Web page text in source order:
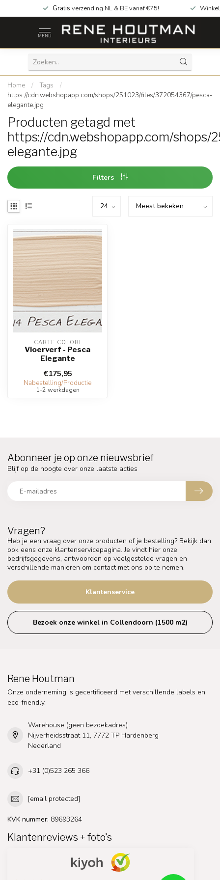
Gratis verzending NL & BE vanaf €75!
MENU
Home / Tags
/
https://cdn.webshopapp.com/shops/251023/files/372054367/pesca-
elegante.jpg
Producten getagd met
https://cdn.webshopapp.com/
elegante.jpg
Filters
CARTE COLORI
Vloerverf - Pesca
Elegante
€175,95
Nabestelling/Productie
1-2 werkdagen
Vragen?
Heb je een vraag over onze producten of je bestelling? Bekijk dan
ook eens onze klantenservicepagina. Je vindt hier onze
bedrijfsgegevens, antwoorden op veelgestelde vragen en
verschillende manieren om contact met ons op te nemen.
Klantenservice
Bezoek onze winkel in Collendoorn (1500 m2)
Abonneer je op onze nieuwsbrief
Blijf op de hoogte over onze laatste acties
Rene Houtman
Onze onderneming is gecertificeerd met verschillende labels en
eco-friendly.
Warehouse (geen bezoekadres)
Nijverheidsstraat 11, 7772 TP Hardenberg
Nederland
+31 (0)523 265 366
[email protected]
KVK nummer: 89693264
Klantenreviews + foto's